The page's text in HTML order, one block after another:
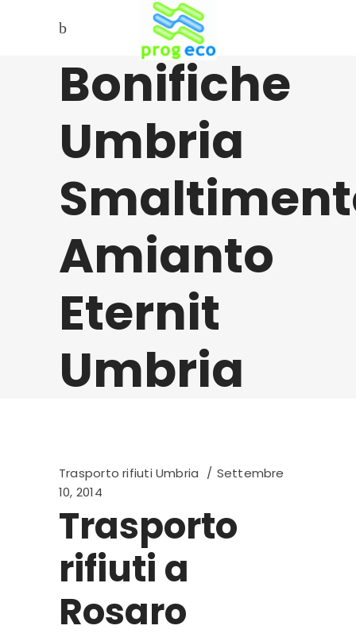
Bonifiche
Umbria
Amianto
Eternit
Umbria
Trasporto rifiuti Umbria
Settembre
10, 2014
Trasporto
rifiuti a
Rosaro